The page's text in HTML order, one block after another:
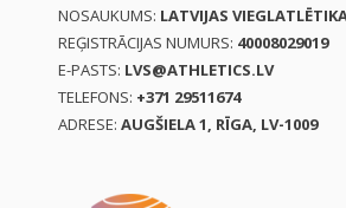
NOSAUKUMS: LATVIJAS
REĢISTRĀCIJAS NUMURS: 40008029019
E-PASTS: LVS@ATHLETICS.LV
TELEFONS: +371 29511674
ADRESE: AUGŠIELA 1, RĪGA, LV-1009